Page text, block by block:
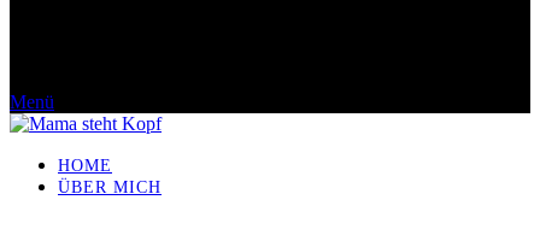
Menü
HOME
ÜBER MICH